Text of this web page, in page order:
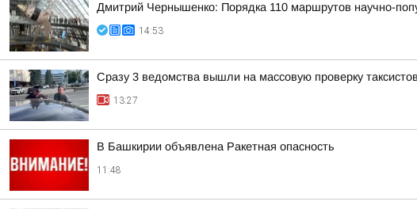
Дмитрий Чернышенко: Порядка 110 маршрутов научно-
14:53
Сразу 3 ведомства вышли на массовую проверку
13:27
В Башкирии объявлена Ракетная опасность
11:48